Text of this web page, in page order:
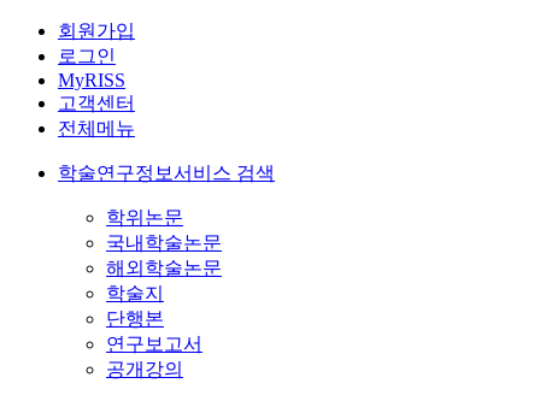
회원가입
로그인
MyRISS
고객센터
전체메뉴
학술연구정보서비스 검색
학위논문
국내학술논문
해외학술논문
학술지
단행본
연구보고서
공개강의